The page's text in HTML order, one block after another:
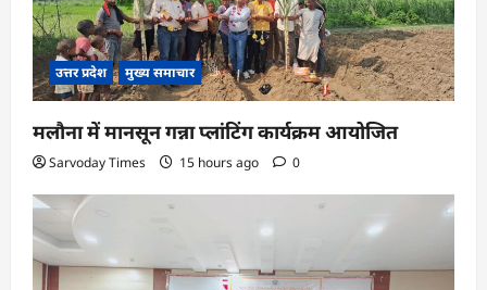
उत्तर प्रदेश मुख्य समाचार
मलौना में मानसून गन्ना प्लांटिंग कार्यक्रम आयोजित
Sarvoday Times 15 hours ago 0